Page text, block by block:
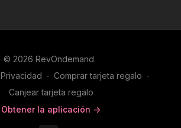
© 2026 RevOndemand
Privacidad ∙ Comprar tarjeta regalo ∙
Canjear tarjeta regalo
Obtener la aplicación ->